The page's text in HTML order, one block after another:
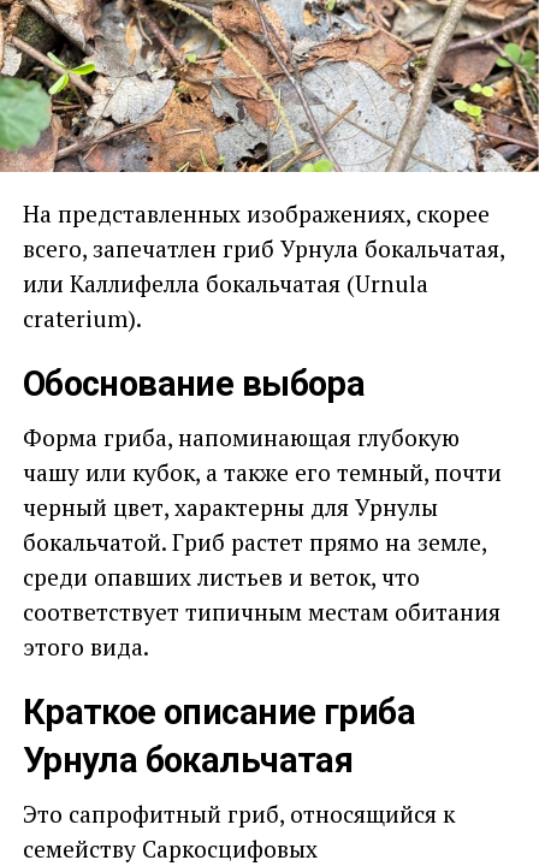
На представленных изображениях, скорее
всего, запечатлен гриб Урнула бокальчатая,
или Каллифелла бокальчатая (Urnula
craterium).
Обоснование выбора
Форма гриба, напоминающая глубокую
чашу или кубок, а также его темный, почти
черный цвет, характерны для Урнулы
бокальчатой. Гриб растет прямо на земле,
среди опавших листьев и веток, что
соответствует типичным местам обитания
этого вида.
Краткое описание гриба
Урнула бокальчатая
Это сапрофитный гриб, относящийся к
семейству Саркосцифовых